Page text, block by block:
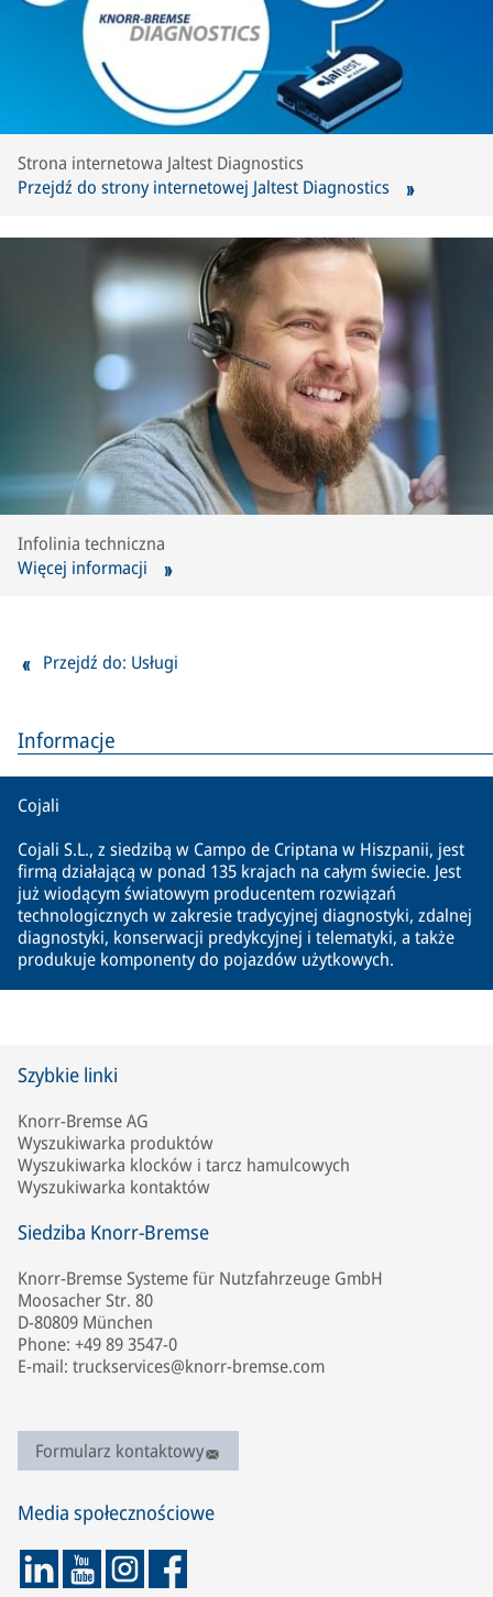
Informacje
Cojali
Cojali S.L., z siedzibą w Campo de Criptana w Hiszpanii, jest
firmą działającą w ponad 135 krajach na całym świecie. Jest
już wiodącym światowym producentem rozwiązań
technologicznych w zakresie tradycyjnej diagnostyki, zdalnej
diagnostyki, konserwacji predykcyjnej i telematyki, a także
produkuje komponenty do pojazdów użytkowych.
Strona internetowa Jaltest Diagnostics
Przejdź do strony internetowej Jaltest Diagnostics
Infolinia techniczna
Więcej informacji
Przejdź do: Usługi
Szybkie linki
Knorr-Bremse AG
Wyszukiwarka produktów
Wyszukiwarka klocków i tarcz hamulcowych
Wyszukiwarka kontaktów
Siedziba Knorr-Bremse
Knorr-Bremse Systeme für Nutzfahrzeuge GmbH
Moosacher Str. 80
D-80809 München
Phone: +49 89 3547-0
E-mail: truckservices@knorr-bremse.com
Formularz kontaktowy
Media społecznościowe